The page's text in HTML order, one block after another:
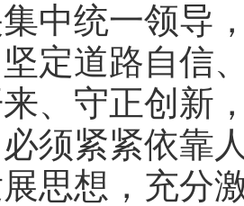
中统一领导
定道路自信
、守正创新
须紧紧依靠
思想，充分